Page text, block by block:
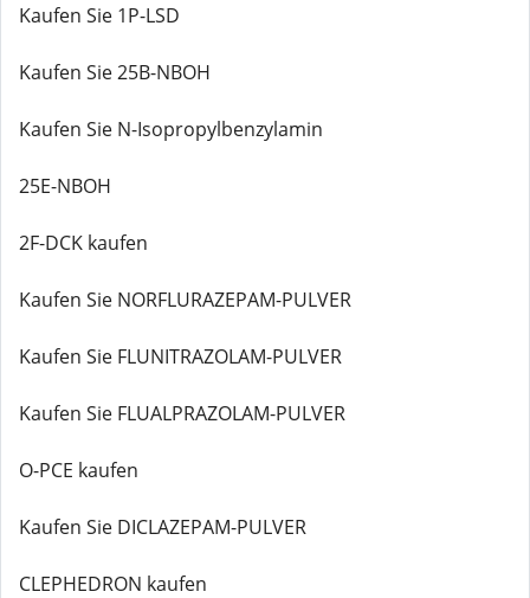
Kaufen Sie 1P-LSD
Kaufen Sie 25B-NBOH
Kaufen Sie N-Isopropylbenzylamin
25E-NBOH
2F-DCK kaufen
Kaufen Sie NORFLURAZEPAM-PULVER
Kaufen Sie FLUNITRAZOLAM-PULVER
Kaufen Sie FLUALPRAZOLAM-PULVER
O-PCE kaufen
Kaufen Sie DICLAZEPAM-PULVER
CLEPHEDRON kaufen